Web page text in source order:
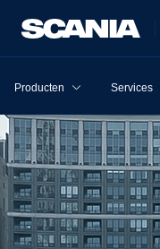
Producten Services